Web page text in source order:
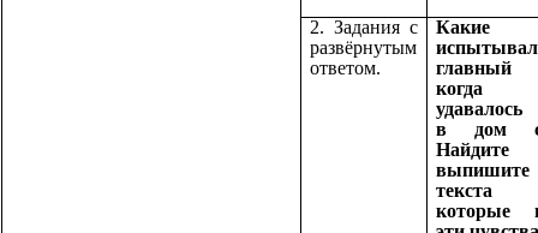
2. Задания с
развёрнутым
ответом.
Какие
испытывал
главный
удавалось
в дом
текста
которые